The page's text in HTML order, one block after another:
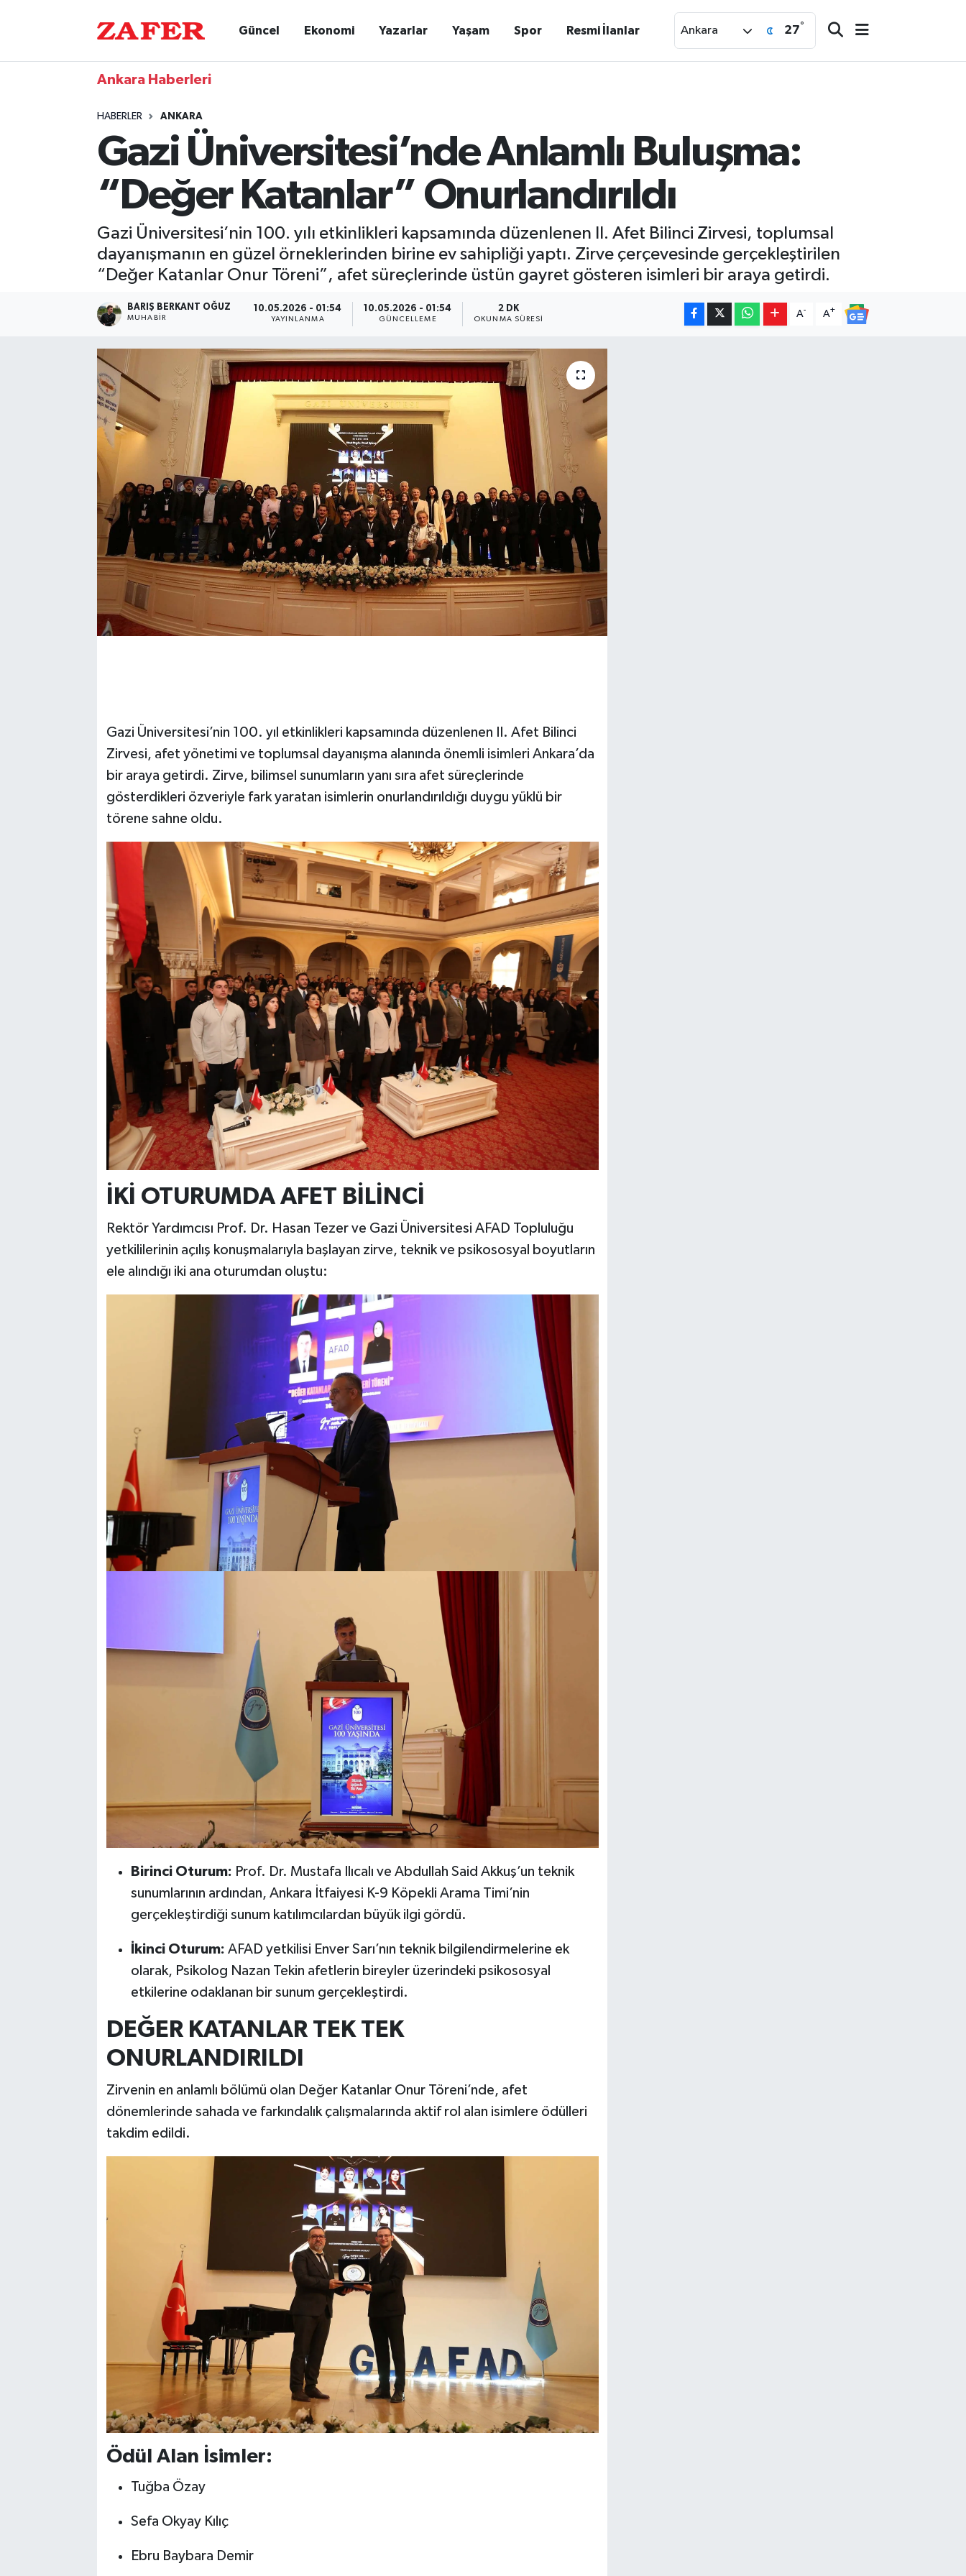
Güncel Ekonomi Yazarlar Yaşam Spor Resmi İlanlar Ankara 27°
Ankara Haberleri
HABERLER ANKARA
Gazi Üniversitesi’nde Anlamlı Buluşma:
“Değer Katanlar” Onurlandırıldı
Gazi Üniversitesi’nin 100. yılı etkinlikleri kapsamında düzenlenen II. Afet Bilinci Zirvesi, toplumsal
dayanışmanın en güzel örneklerinden birine ev sahipliği yaptı. Zirve çerçevesinde gerçekleştirilen
“Değer Katanlar Onur Töreni”, afet süreçlerinde üstün gayret gösteren isimleri bir araya getirdi.
BARIŞ BERKANT OĞUZ
MUHABIR
10.05.2026 - 01:54
YAYINLANMA
10.05.2026 - 01:54
GÜNCELLEME
2 DK
OKUNMA SÜRESI
A- A+
Gazi Üniversitesi’nin 100. yıl etkinlikleri kapsamında düzenlenen II. Afet Bilinci
Zirvesi, afet yönetimi ve toplumsal dayanışma alanında önemli isimleri Ankara’da
bir araya getirdi. Zirve, bilimsel sunumların yanı sıra afet süreçlerinde
gösterdikleri özveriyle fark yaratan isimlerin onurlandırıldığı duygu yüklü bir
törene sahne oldu.
İKİ OTURUMDA AFET BİLİNCİ
Rektör Yardımcısı Prof. Dr. Hasan Tezer ve Gazi Üniversitesi AFAD Topluluğu
yetkililerinin açılış konuşmalarıyla başlayan zirve, teknik ve psikososyal boyutların
ele alındığı iki ana oturumdan oluştu:
Birinci Oturum: Prof. Dr. Mustafa Ilıcalı ve Abdullah Said Akkuş’un teknik
sunumlarının ardından, Ankara İtfaiyesi K-9 Köpekli Arama Timi’nin
gerçekleştirdiği sunum katılımcılardan büyük ilgi gördü.
İkinci Oturum: AFAD yetkilisi Enver Sarı’nın teknik bilgilendirmelerine ek
olarak, Psikolog Nazan Tekin afetlerin bireyler üzerindeki psikososyal
etkilerine odaklanan bir sunum gerçekleştirdi.
DEĞER KATANLAR TEK TEK
ONURLANDIRILDI
Zirvenin en anlamlı bölümü olan Değer Katanlar Onur Töreni’nde, afet
dönemlerinde sahada ve farkındalık çalışmalarında aktif rol alan isimlere ödülleri
takdim edildi.
Ödül Alan İsimler:
Tuğba Özay
Sefa Okyay Kılıç
Ebru Baybara Demir